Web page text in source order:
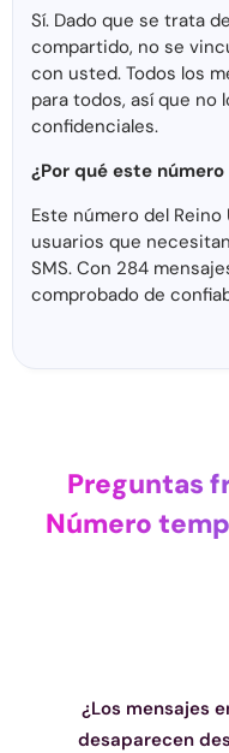
Sí. Dado que se trata
compartido, no se
con usted. Todos los
para todos, así que no
confidenciales.
¿Por qué este
Este número del
usuarios que
SMS. Con 284
comprobado de
Preguntas
Número
¿Los mensajes
desaparecen